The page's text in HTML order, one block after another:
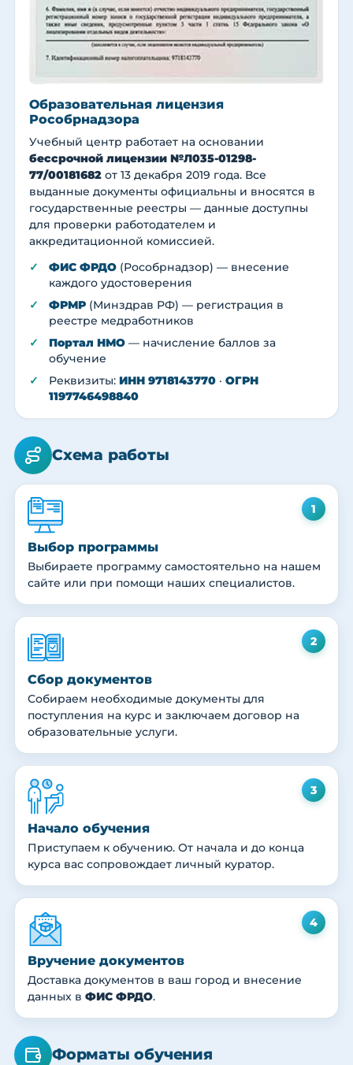
Образовательная лицензия
Рособрнадзора
Учебный центр работает на основании
бессрочной лицензии №Л035-01298-
77/00181682 от 13 декабря 2019 года. Все
выданные документы официальны и вносятся в
государственные реестры — данные доступны
для проверки работодателем и
аккредитационной комиссией.
ФИС ФРДО (Рособрнадзор) — внесение
каждого удостоверения
ФРМР (Минздрав РФ) — регистрация в
реестре медработников
Портал НМО — начисление баллов за
обучение
Реквизиты: ИНН 9718143770 · ОГРН
1197746498840
Схема работы
1
Выбор программы
Выбираете программу самостоятельно на нашем
сайте или при помощи наших специалистов.
2
Сбор документов
Собираем необходимые документы для
поступления на курс и заключаем договор на
образовательные услуги.
3
Начало обучения
Приступаем к обучению. От начала и до конца
курса вас сопровождает личный куратор.
4
Вручение документов
Доставка документов в ваш город и внесение
данных в ФИС ФРДО.
Форматы обучения